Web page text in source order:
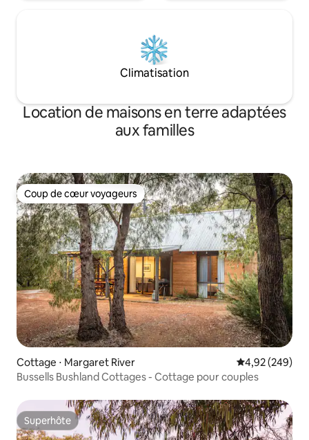
Climatisation
Location de maisons en terre adaptées
aux familles
Coup de cœur voyageurs
Coup de cœur voyageurs
Cottage ⋅ Margaret River Évaluation
4,92 (249)
Bussells Bushland Cottages - Cottage pour couples
Superhôte
Superhôte